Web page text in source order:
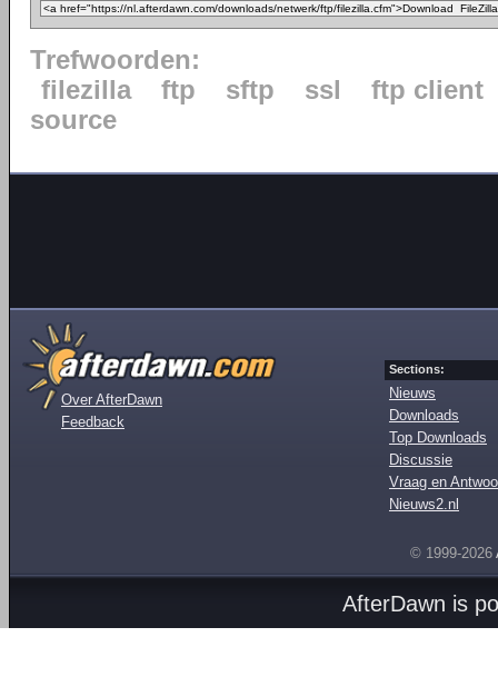
Trefwoorden:
filezilla
ftp sftp ssl
ftp client
source
Over AfterDawn
Feedback
Sections:
Nieuws
Downloads
Top Downloads
Discussie
Vraag en
Nieuws2.nl
© 1999-2026
AfterDawn is